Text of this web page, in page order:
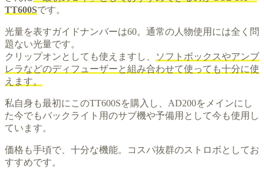
TT600Sです。
光量を表すガイドナンバーは60。通常の人物使用には全く問
題ない光量です。
クリップオンとしても使えますし、
ソフトボックスやアンブ
レラなどのディフューザーと組み合わせて使っても十分に使
えます。
私自身も最初にこのTT600Sを購入し、AD200をメインにし
た今でもバックライト用のサブ機や予備用として今も使用し
ています。
価格も手頃で、十分な機能。コスパ抜群のストロボとしてお
すすめです。